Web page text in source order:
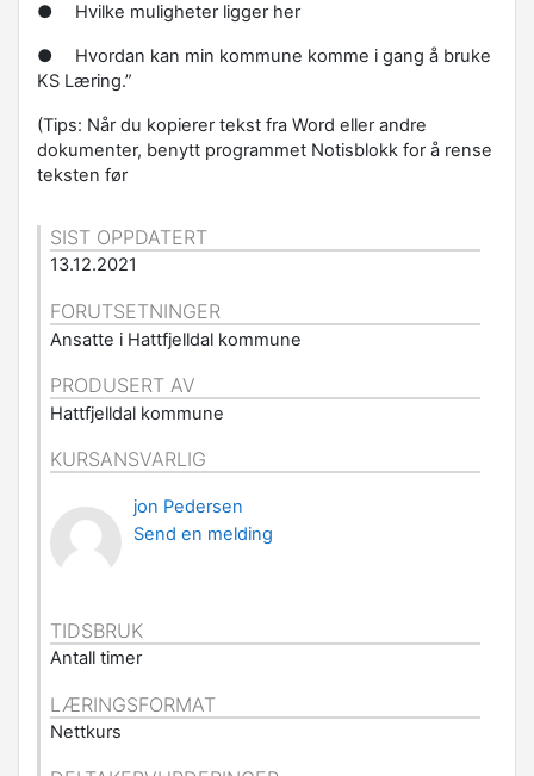
● Hvilke muligheter ligger her
●
Hvordan kan min kommune komme i gang å bruke
KS Læring.”
(Tips: Når du kopierer tekst fra Word eller andre
dokumenter, benytt programmet Notisblokk for å rense
teksten før
SIST OPPDATERT
13.12.2021
FORUTSETNINGER
Ansatte i Hattfjelldal kommune
PRODUSERT AV
Hattfjelldal kommune
KURSANSVARLIG
jon Pedersen
Send en melding
TIDSBRUK
Antall timer
LÆRINGSFORMAT
Nettkurs